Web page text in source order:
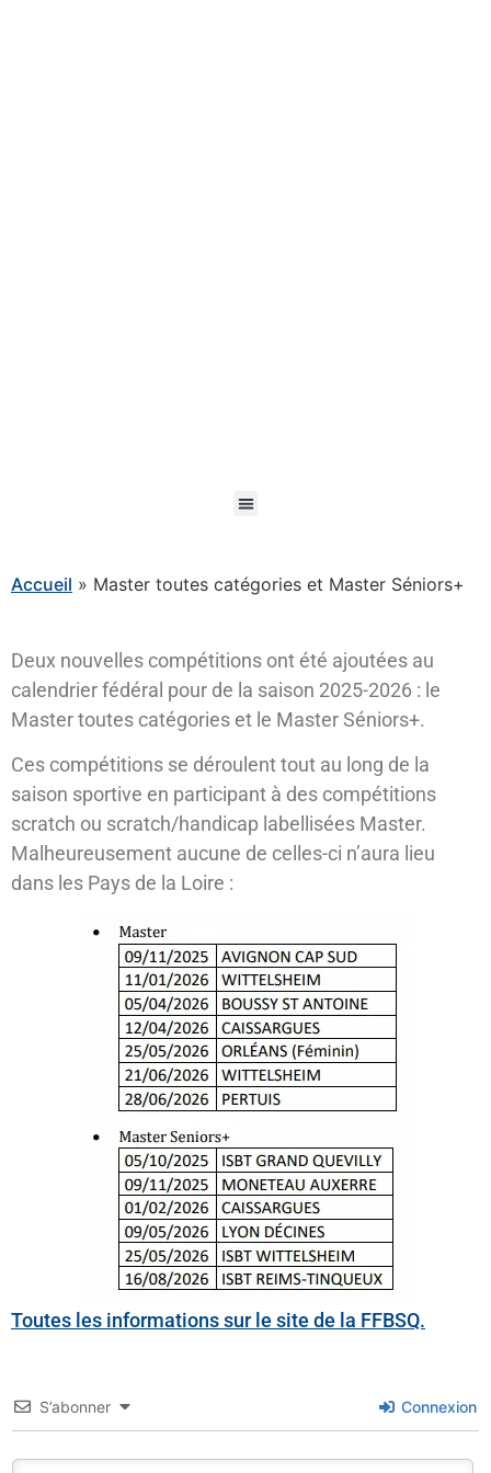
Accueil » Master toutes catégories et Master Séniors+
Deux nouvelles compétitions ont été ajoutées au
calendrier fédéral pour de la saison 2025-2026 : le
Master toutes catégories et le Master Séniors+.
Ces compétitions se déroulent tout au long de la
saison sportive en participant à des compétitions
scratch ou scratch/handicap labellisées Master.
Malheureusement aucune de celles-ci n’aura lieu
dans les Pays de la Loire :
Toutes les informations sur le site de la FFBSQ.
S’abonner Connexion